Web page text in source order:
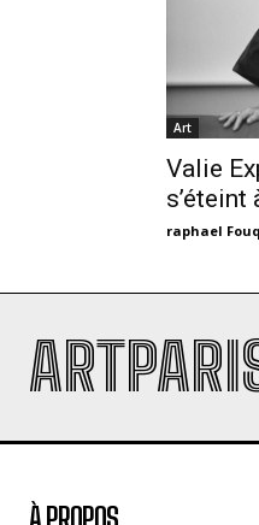
Art
Valie
s’éteint
raphael